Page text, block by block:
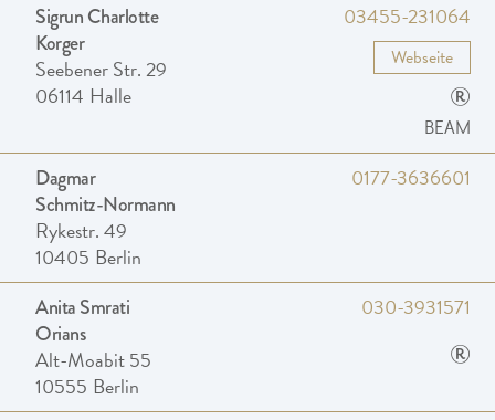
Sigrun Charlotte
Korger
Seebener Str. 29
06114 Halle
03455-231064
Webseite
®
BEAM
Dagmar
Schmitz-Normann
Rykestr. 49
10405 Berlin
0177-3636601
Anita Smrati
Orians
Alt-Moabit 55
10555 Berlin
030-3931571
®